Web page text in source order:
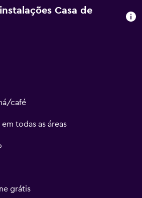
Casa de
café
todas as áreas
grátis